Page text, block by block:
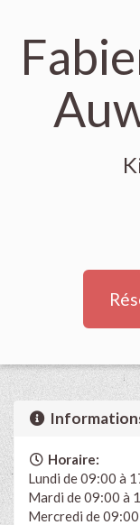
Horaire:
Lundi de 09:00 à
Mardi de 09:00 à
Mercredi de